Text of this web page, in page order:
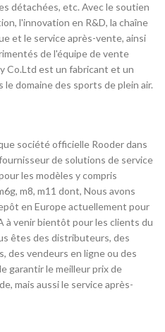
détachées, etc. Avec le soutien
l'innovation en R&D, la chaîne
et le service après-vente, ainsi
de l'équipe de vente
Co.Ltd est un fabricant et un
domaine des sports de plein air.
société officielle Rooder dans
de solutions de service
les modèles y compris
m8, m11 dont, Nous avons
en Europe actuellement pour
à venir bientôt pour les clients du
êtes des distributeurs, des
des vendeurs en ligne ou des
garantir le meilleur prix de
mais aussi le service après-